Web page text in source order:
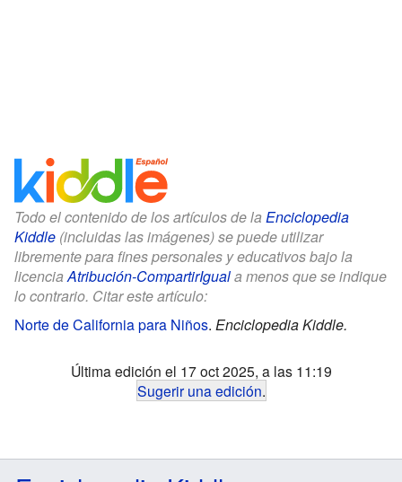
Todo el contenido de los artículos de la Enciclopedia
Kiddle (incluidas las imágenes) se puede utilizar
libremente para fines personales y educativos bajo la
licenciaAtribución-CompartirIguala menos que se indique
lo contrario. Citar este artículo:
Norte de California para Niños. Enciclopedia Kiddle.
Última edición el 17 oct 2025, a las 11:19
Sugerir una edición.